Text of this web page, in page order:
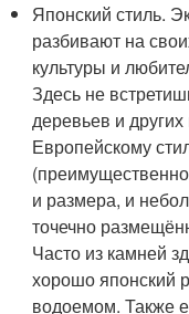
Японский стиль.
разбивают на
культуры и
Здесь не
деревьев и
Европейскому
и размера, и
точечно
Часто из камней
хорошо японский
водоемом. Также